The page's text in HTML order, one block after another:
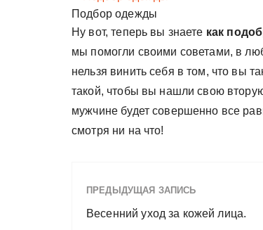
Подбор одежды
Ну вот, теперь вы знаете как
мы помогли своими советами, в
нельзя винить себя в том, что вы
такой, чтобы вы нашли свою
мужчине будет совершенно все
смотря ни на что!
ПРЕДЫДУЩАЯ ЗАПИСЬ
Весенний уход за кожей лица.